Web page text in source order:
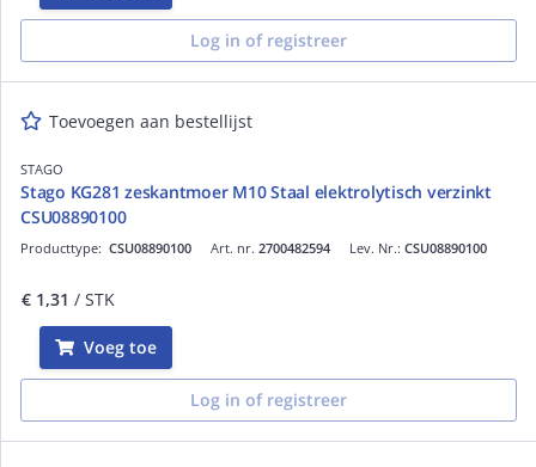
Log in of registreer
Toevoegen aan bestellijst
STAGO
Stago KG281 zeskantmoer M10 Staal elektrolytisch verzinkt
CSU08890100
Art. nr. 2700482594
Producttype: CSU08890100 Lev. Nr.: CSU08890100
€ 1,31 / STK
Voeg toe
Log in of registreer